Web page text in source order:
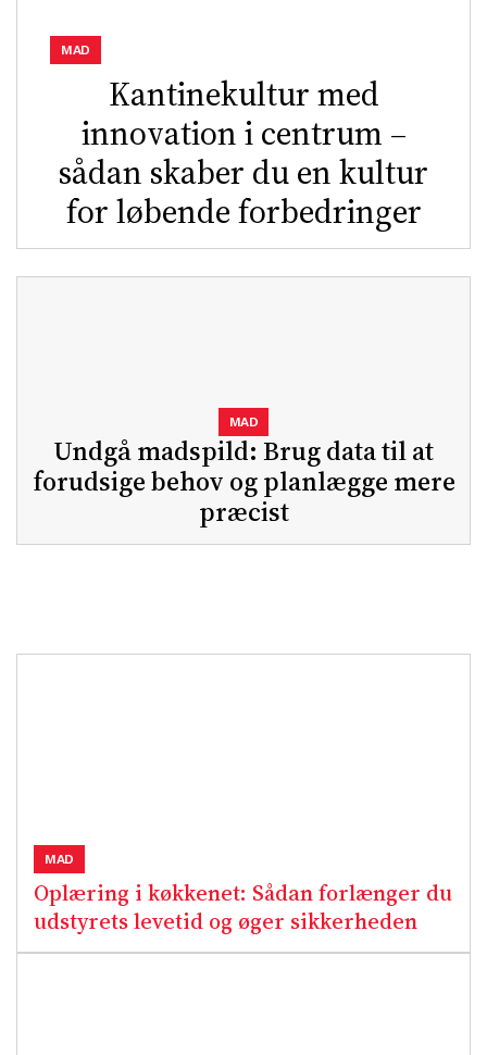
Kantinekultur med
innovation i centrum –
sådan skaber du en kultur
for løbende forbedringer
MAD
Undgå madspild: Brug data til at
forudsige behov og planlægge mere
præcist
MAD
Oplæring i køkkenet: Sådan forlænger du
udstyrets levetid og øger sikkerheden
MAD